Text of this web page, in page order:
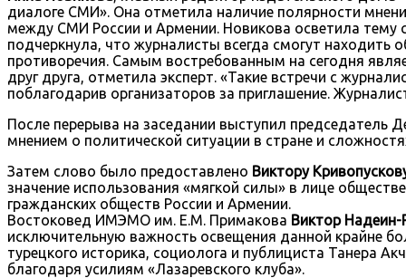
диалоге СМИ». Она отметила наличие полярности
между СМИ России и Армении. Новикова осветила тему
подчеркнула, что журналисты всегда смогут находить
противоречия. Самым востребованным на сегодня
друг друга, отметила эксперт. «Такие встречи с
поблагодарив организаторов за приглашение.
После перерыва на заседании выступил председатель
мнением о политической ситуации в стране и
Затем слово было предоставлено Виктору
значение использования «мягкой силы» в лице
гражданских обществ России и Армении.
Востоковед ИМЭМО им. Е.М. Примакова Виктор Надеин-
исключительную важность освещения данной крайне
турецкого историка, социолога и публициста Танера
благодаря усилиям «Лазаревского клуба».